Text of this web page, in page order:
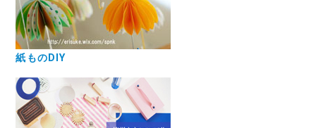
紙ものDIY